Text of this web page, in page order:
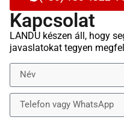
Kapcsolat
LANDU készen áll, hogy
javaslatokat tegyen